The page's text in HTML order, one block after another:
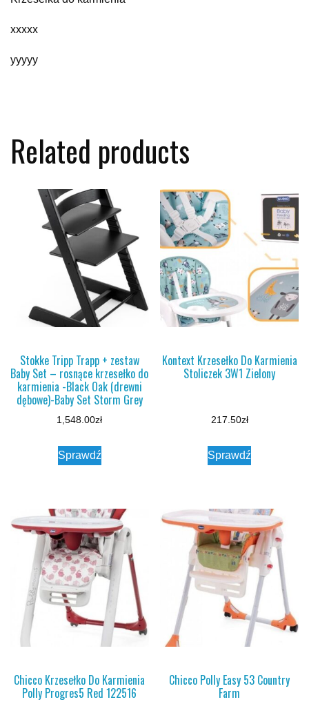
xxxxx
yyyyy
Related products
Stokke Tripp Trapp + zestaw
Baby Set – rosnące krzesełko do
karmienia -Black Oak (drewni
dębowe)-Baby Set Storm Grey
1,548.00zł
Sprawdź
Kontext Krzesełko Do Karmienia
Stoliczek 3W1 Zielony
217.50zł
Sprawdź
Chicco Krzesełko Do Karmienia
Polly Progres5 Red 122516
Chicco Polly Easy 53 Country
Farm